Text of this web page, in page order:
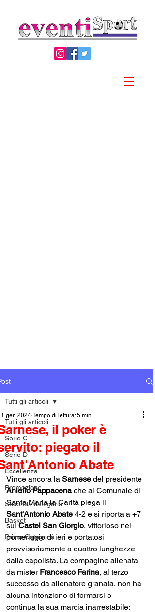
Tutti gli articoli
Serie C
Serie D
Eccellenza
Promozione
Seconda categoria
Basket
Prima Categoria
Tutti gli articoli
il poker è
piegato il
Abate
gen 2024 Tempo di lettura: 5 min
Vince ancora la Sarnese del presidente
Aniello Pappacena che al Comunale di
Santa Maria la Carità piega il
Sant'Antonio Abate 4-2 e si riporta a +7
sul Castel San Giorgio, vittorioso nel
pomeriggio di ieri e portatosi
provvisoriamente a quattro lunghezze
dalla capolista. La compagine allenata
da mister Francesco Farina, al terzo
successo da allenatore granata, non ha
alcuna intenzione di fermarsi e
continua la sua marcia inarrestabile: